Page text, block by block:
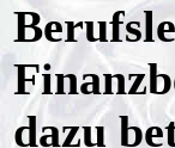
dazu